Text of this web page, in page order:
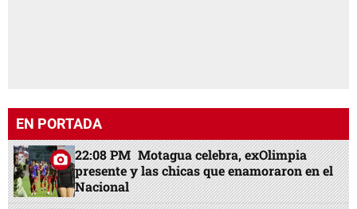
EN PORTADA
22:08 PM Motagua celebra, exOlimpia
presente y las chicas que enamoraron en el
Nacional